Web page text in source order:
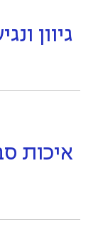
גיוון
איכות